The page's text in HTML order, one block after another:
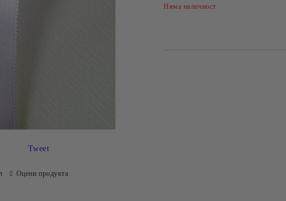
Няма наличност
Tweet
Оцени продукта